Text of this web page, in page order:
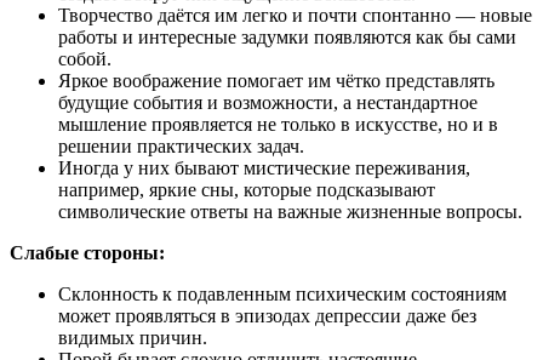
Творчество даётся им легко и почти спонтанно — новые
работы и интересные задумки появляются как бы сами
собой.
Яркое воображение помогает им чётко представлять
будущие события и возможности, а нестандартное
мышление проявляется не только в искусстве, но и в
решении практических задач.
Иногда у них бывают мистические переживания,
например, яркие сны, которые подсказывают
символические ответы на важные жизненные вопросы.
Слабые стороны:
Склонность к подавленным психическим состояниям
может проявляться в эпизодах депрессии даже без
видимых причин.